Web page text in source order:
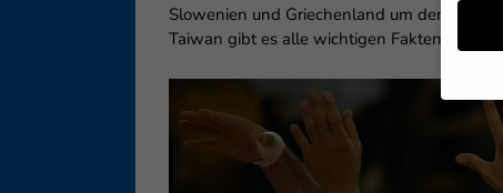
Slowenien und Griechenland um den Titel.
Taiwan gibt es alle wichtigen Fakten.
Wir